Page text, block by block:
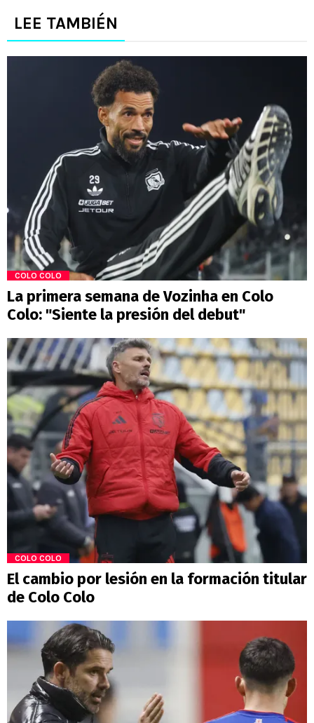
LEE TAMBIÉN
COLO COLO
La primera semana de Vozinha en Colo
Colo: "Siente la presión del debut"
COLO COLO
El cambio por lesión en la formación titular
de Colo Colo